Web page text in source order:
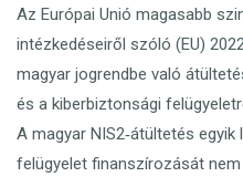
Az Európai Unió magasabb
intézkedéseiről szóló (EU)
magyar jogrendbe való
és a kiberbiztonsági
A magyar NIS2‑átültetés
felügyelet finanszírozását